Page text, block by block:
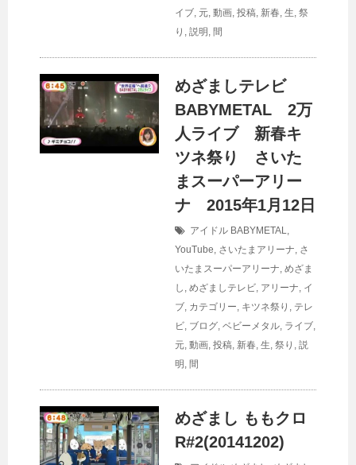
イブ, 元, 動画, 投稿, 新春, 生, 祭
り , 説明 , 間
めざましテレビ
BABYMETAL 2万
人ライブ 新春キ
ツネ祭り さいた
まスーパーアリー
ナ 2015年1月12日
アイドル BABYMETAL,
YouTube, さいたまアリーナ, さ
いたまスーパーアリーナ, めざま
し , めざましテレビ, アリーナ, イ
ブ, カテゴリー, キツネ祭り , テレ
ビ, ブログ, ベビーメタル, ライブ,
元, 動画, 投稿, 新春, 生, 祭り , 説
明 , 間
めざまし ももクロ
R#2(20141202)